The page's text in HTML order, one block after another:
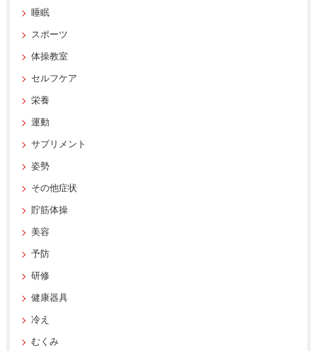
睡眠
スポーツ
体操教室
セルフケア
栄養
運動
サプリメント
姿勢
その他症状
貯筋体操
美容
予防
研修
健康器具
冷え
むくみ